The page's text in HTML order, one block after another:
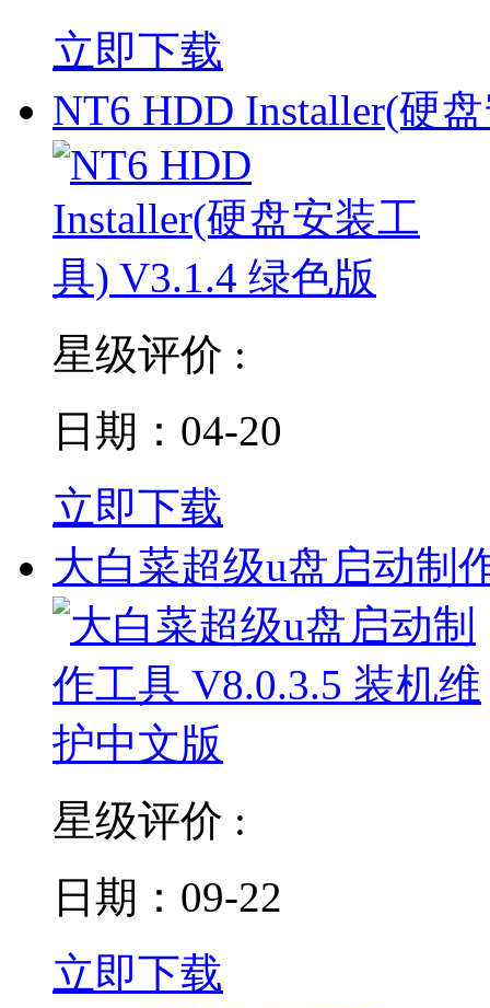
立即下载
NT6 HDD Installer(硬
星级评价 :
日期：04-20
立即下载
大白菜超级u盘启动制
星级评价 :
日期：09-22
立即下载